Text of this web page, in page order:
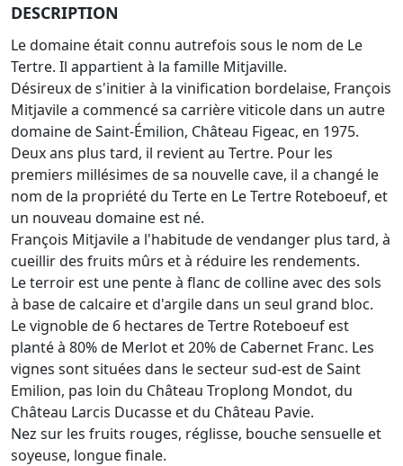
DESCRIPTION
Le domaine était connu autrefois sous le nom de Le
Tertre. Il appartient à la famille Mitjaville.
Désireux de s'initier à la vinification bordelaise, François
Mitjavile a commencé sa carrière viticole dans un autre
domaine de Saint-Émilion, Château Figeac, en 1975.
Deux ans plus tard, il revient au Tertre. Pour les
premiers millésimes de sa nouvelle cave, il a changé le
nom de la propriété du Terte en Le Tertre Roteboeuf, et
un nouveau domaine est né.
François Mitjavile a l'habitude de vendanger plus tard, à
cueillir des fruits mûrs et à réduire les rendements.
Le terroir est une pente à flanc de colline avec des sols
à base de calcaire et d'argile dans un seul grand bloc.
Le vignoble de 6 hectares de Tertre Roteboeuf est
planté à 80% de Merlot et 20% de Cabernet Franc. Les
vignes sont situées dans le secteur sud-est de Saint
Emilion, pas loin du Château Troplong Mondot, du
Château Larcis Ducasse et du Château Pavie.
Nez sur les fruits rouges, réglisse, bouche sensuelle et
soyeuse, longue finale.